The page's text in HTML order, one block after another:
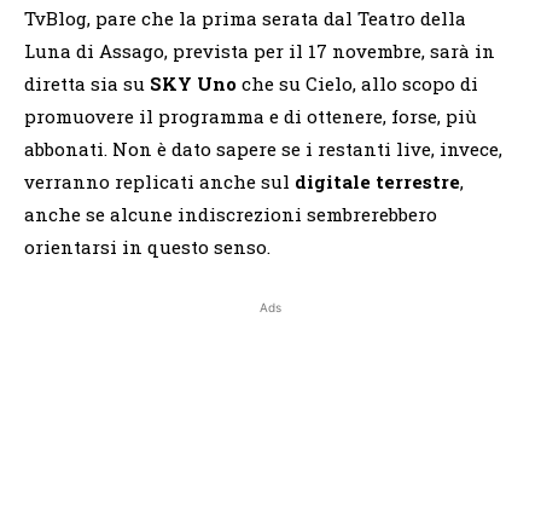
TvBlog, pare che la prima serata dal Teatro della
Luna di Assago, prevista per il 17 novembre, sarà in
diretta sia su SKY Uno che su Cielo, allo scopo di
promuovere il programma e di ottenere, forse, più
abbonati. Non è dato sapere se i restanti live, invece,
verranno replicati anche sul digitale terrestre,
anche se alcune indiscrezioni sembrerebbero
orientarsi in questo senso.
Ads